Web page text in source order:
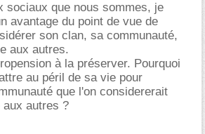
sociaux que nous sommes, je
avantage du point de vue de
son clan, sa communauté,
aux autres.
à la préserver. Pourquoi
au péril de sa vie pour
que l'on considererait
autres ?